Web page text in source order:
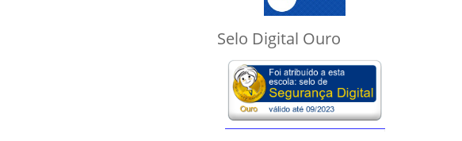
Selo Digital Ouro